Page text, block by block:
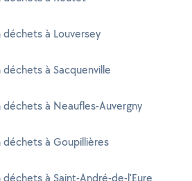
à Louversey
à Sacquenville
à Neaufles-Auvergny
à Goupillières
à Saint-André-de-l'Eure